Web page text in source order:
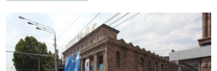
ՊԱՏԵՐԱԶՄԻ 6 ՇԱԲԱԹՆԵՐԸ
ՏԱՐԱԾԱՇՐՋԱՆ
ՄԻՋԱԶԳԱՅԻՆ